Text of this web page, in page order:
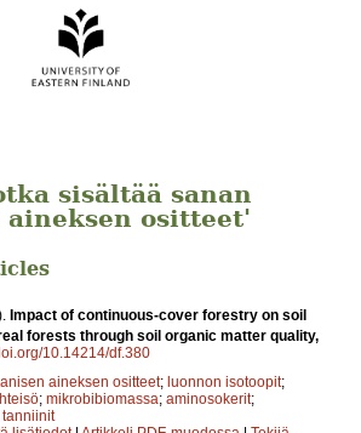
sisältää sanan
aineksen ositteet'
Impact of continuous-cover forestry on soil
forests through soil organic matter quality,
10.14214/df.380
aineksen ositteet; luonnon isotoopit;
; mikrobibiomassa; aminosokerit;